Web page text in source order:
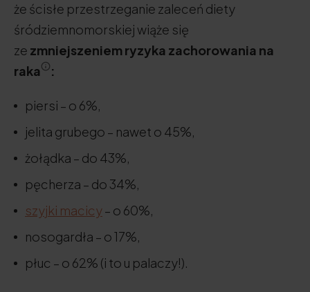
że ścisłe przestrzeganie zaleceń diety
śródziemnomorskiej wiąże się
ze zmniejszeniem ryzyka zachorowania na
raka
:
piersi – o 6%,
jelita grubego – nawet o 45%,
żołądka – do 43%,
pęcherza – do 34%,
szyjki macicy– o 60%,
nosogardła – o 17%,
płuc – o 62% (i to u palaczy!).